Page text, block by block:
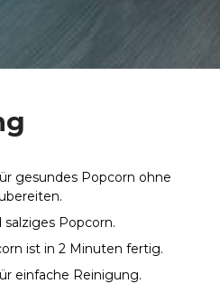
gesundes Popcorn ohne
Popcorn.
ist in 2 Minuten fertig.
einfache Reinigung.